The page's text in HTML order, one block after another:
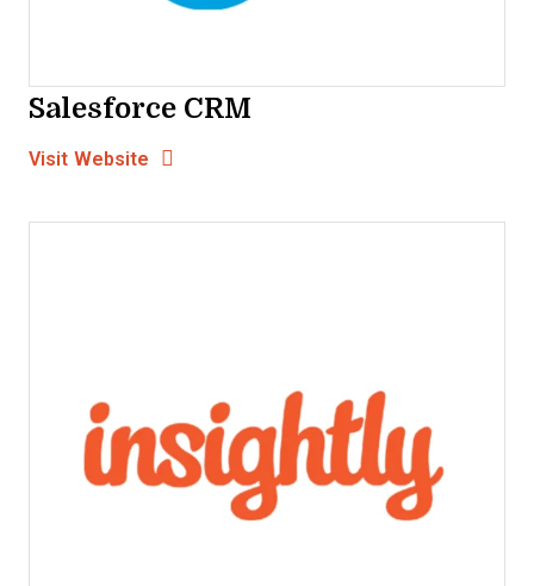
Salesforce CRM
Visit Website Opens New Window